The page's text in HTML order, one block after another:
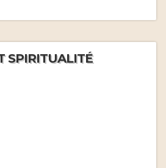
SPIRITUALITÉ